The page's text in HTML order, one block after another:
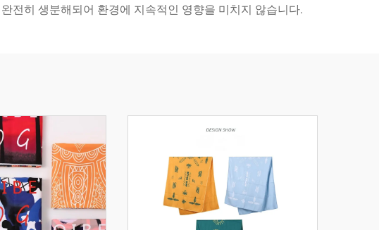
전히 생분해되어 환경에 지속적인 영향을 미치지 않습니다.